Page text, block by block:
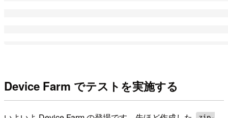
Device Farm でテストを実施する